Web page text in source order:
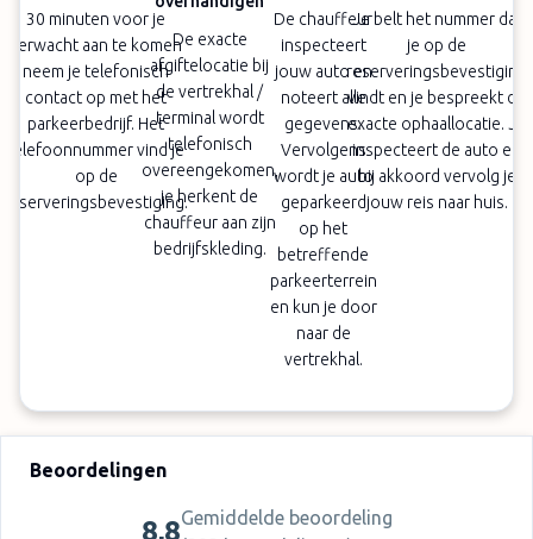
30 minuten voor je
verwacht aan te komen
neem je telefonisch
contact op met het
parkeerbedrijf. Het
telefoonnummer vind je
op de
reserveringsbevestiging.
De exacte
afgiftelocatie bij
de vertrekhal /
terminal wordt
telefonisch
overeengekomen,
je herkent de
chauffeur aan zijn
bedrijfskleding.
De chauffeur
inspecteert
jouw auto en
noteert alle
gegevens.
Vervolgens
wordt je auto
geparkeerd
op het
betreffende
parkeerterrein
en kun je door
naar de
vertrekhal.
Je belt het nummer dat
je op de
reserveringsbevestiging
vindt en je bespreekt de
exacte ophaallocatie. Je
inspecteert de auto en
bij akkoord vervolg je
jouw reis naar huis.
Beoordelingen
8,8Gemiddelde beoordeling